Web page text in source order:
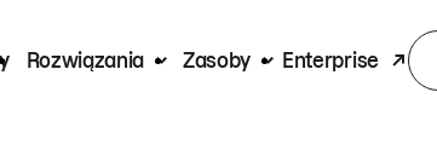
Rozwiązania Zasoby Enterprise